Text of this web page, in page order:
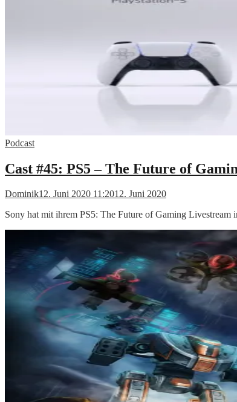
Podcast
Cast #45: PS5 – The Future of
Dominik12. Juni 2020 11:2012. Juni 2020
Sony hat mit ihrem PS5: The Future of Gaming